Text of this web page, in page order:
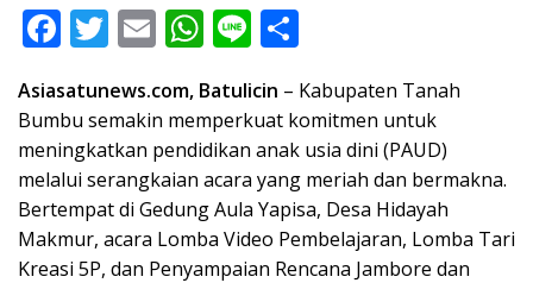
F
e
b
o
o
k
T
itt
er
E
ai
l
W
at
s
A
p
p
Li
e ar
e
Asiasatunews.com, Batulicin – Kabupaten Tanah
Bumbu semakin memperkuat komitmen untuk
meningkatkan pendidikan anak usia dini (PAUD)
melalui serangkaian acara yang meriah dan bermakna.
Bertempat di Gedung Aula Yapisa, Desa Hidayah
Makmur, acara Lomba Video Pembelajaran, Lomba Tari
Kreasi 5P, dan Penyampaian Rencana Jambore dan